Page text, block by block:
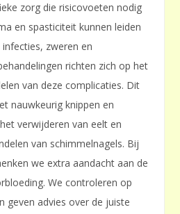
zorg die risicovoeten nodig
en spasticiteit kunnen leiden
zweren en
richten zich op het
van deze complicaties. Dit
nauwkeurig knippen en
verwijderen van eelt en
van schimmelnagels. Bij
we extra aandacht aan de
We controleren op
geven advies over de juiste